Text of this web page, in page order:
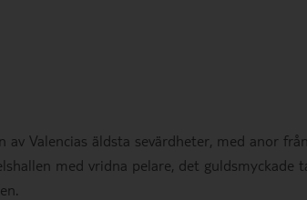
Valencias äldsta sevärdheter, med anor från
med vridna pelare, det guldsmyckade